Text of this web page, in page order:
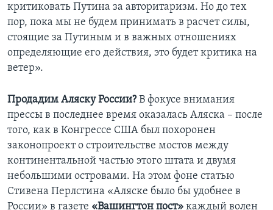
критиковать Путина за авторитаризм. Но до тех
пор, пока мы не будем принимать в расчет силы,
стоящие за Путиным и в важных отношениях
определяющие его действия, это будет критика на
ветер».
Продадим Аляску России?В фокусе внимания
прессы в последнее время оказалась Аляска – после
того, как в Конгрессе США был похоронен
законопроект о строительстве мостов между
континентальной частью этого штата и двумя
небольшими островами. На этом фоне статью
Стивена Перлстина «Аляске было бы удобнее в
России» в газете «Вашингтон пост» каждый волен